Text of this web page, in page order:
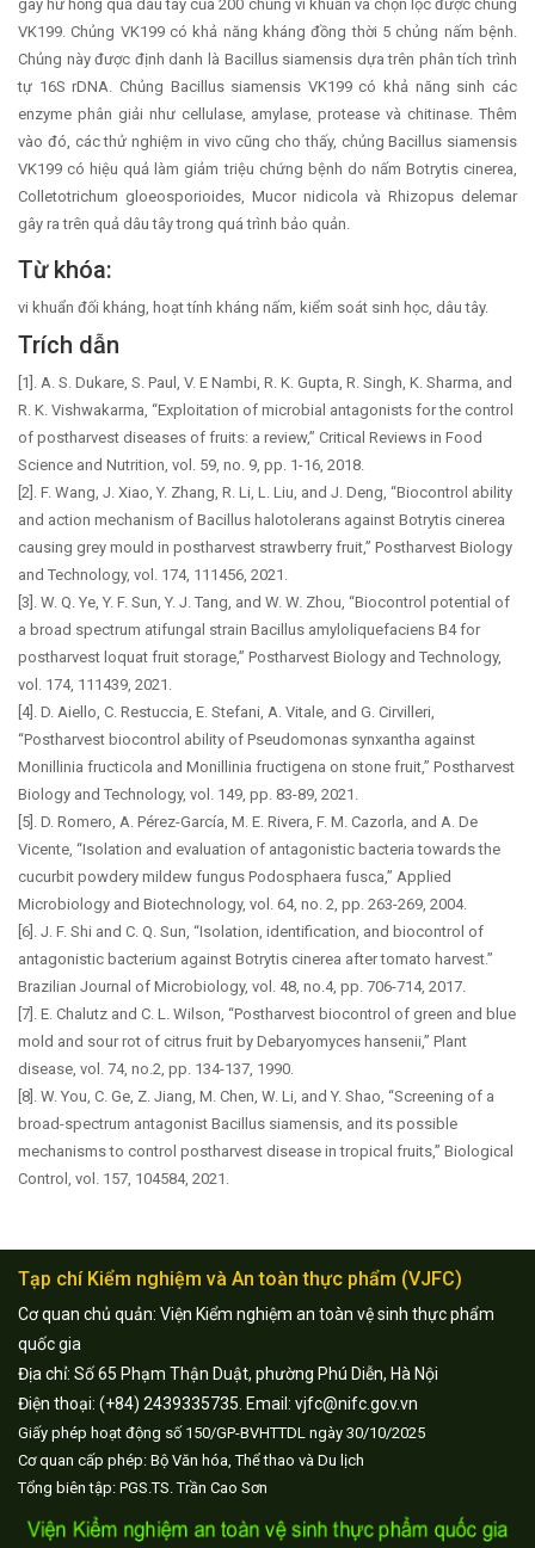
gây hư hỏng quả dâu tây của 200 chủng vi khuẩn và chọn lọc được chủng
VK199. Chủng VK199 có khả năng kháng đồng thời 5 chủng nấm bệnh.
Chủng này được định danh là Bacillus siamensis dựa trên phân tích trình
tự 16S rDNA. Chủng Bacillus siamensis VK199 có khả năng sinh các
enzyme phân giải như cellulase, amylase, protease và chitinase. Thêm
vào đó, các thử nghiệm in vivo cũng cho thấy, chủng Bacillus siamensis
VK199 có hiệu quả làm giảm triệu chứng bệnh do nấm Botrytis cinerea,
Colletotrichum gloeosporioides, Mucor nidicola và Rhizopus delemar
gây ra trên quả dâu tây trong quá trình bảo quản.
Từ khóa:
vi khuẩn đối kháng, hoạt tính kháng nấm, kiểm soát sinh học, dâu tây.
Trích dẫn
[1]. A. S. Dukare, S. Paul, V. E Nambi, R. K. Gupta, R. Singh, K. Sharma, and
R. K. Vishwakarma, “Exploitation of microbial antagonists for the control
of postharvest diseases of fruits: a review,” Critical Reviews in Food
Science and Nutrition, vol. 59, no. 9, pp. 1-16, 2018.
[2]. F. Wang, J. Xiao, Y. Zhang, R. Li, L. Liu, and J. Deng, “Biocontrol ability
and action mechanism of Bacillus halotolerans against Botrytis cinerea
causing grey mould in postharvest strawberry fruit,” Postharvest Biology
and Technology, vol. 174, 111456, 2021.
[3]. W. Q. Ye, Y. F. Sun, Y. J. Tang, and W. W. Zhou, “Biocontrol potential of
a broad spectrum atifungal strain Bacillus amyloliquefaciens B4 for
postharvest loquat fruit storage,” Postharvest Biology and Technology,
vol. 174, 111439, 2021.
[4]. D. Aiello, C. Restuccia, E. Stefani, A. Vitale, and G. Cirvilleri,
“Postharvest biocontrol ability of Pseudomonas synxantha against
Monillinia fructicola and Monillinia fructigena on stone fruit,” Postharvest
Biology and Technology, vol. 149, pp. 83-89, 2021.
[5]. D. Romero, A. Pérez-García, M. E. Rivera, F. M. Cazorla, and A. De
Vicente, “Isolation and evaluation of antagonistic bacteria towards the
cucurbit powdery mildew fungus Podosphaera fusca,” Applied
Microbiology and Biotechnology, vol. 64, no. 2, pp. 263-269, 2004.
[6]. J. F. Shi and C. Q. Sun, “Isolation, identification, and biocontrol of
antagonistic bacterium against Botrytis cinerea after tomato harvest.”
Brazilian Journal of Microbiology, vol. 48, no.4, pp. 706-714, 2017.
[7]. E. Chalutz and C. L. Wilson, “Postharvest biocontrol of green and blue
mold and sour rot of citrus fruit by Debaryomyces hansenii,” Plant
disease, vol. 74, no.2, pp. 134-137, 1990.
[8]. W. You, C. Ge, Z. Jiang, M. Chen, W. Li, and Y. Shao, “Screening of a
broad-spectrum antagonist Bacillus siamensis, and its possible
mechanisms to control postharvest disease in tropical fruits,” Biological
Control, vol. 157, 104584, 2021.
Tạp chí Kiểm nghiệm và An toàn thực phẩm (VJFC)
Cơ quan chủ quản: Viện Kiểm nghiệm an toàn vệ sinh thực phẩm
quốc gia
Địa chỉ: Số 65 Phạm Thận Duật, phường Phú Diễn, Hà Nội
Điện thoại: (+84) 2439335735. Email: vjfc@nifc.gov.vn
Giấy phép hoạt động số 150/GP-BVHTTDL ngày 30/10/2025
Cơ quan cấp phép: Bộ Văn hóa, Thể thao và Du lịch
Tổng biên tập: PGS.TS. Trần Cao Sơn